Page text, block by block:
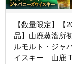
【数量限定】【
品】山鹿蒸溜所
ルモルト・ジャ
イスキー 山鹿